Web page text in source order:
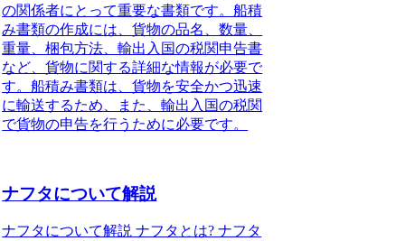
の関係者にとって重要な書類です。船積
み書類の作成には、貨物の品名、数量、
重量、梱包方法、輸出入国の税関申告書
など、貨物に関する詳細な情報が必要で
す。船積み書類は、貨物を安全かつ迅速
に輸送するため、また、輸出入国の税関
で貨物の申告を行うために必要です。
ナフタについて解説
ナフタについて解説 ナフタとは? ナフタ